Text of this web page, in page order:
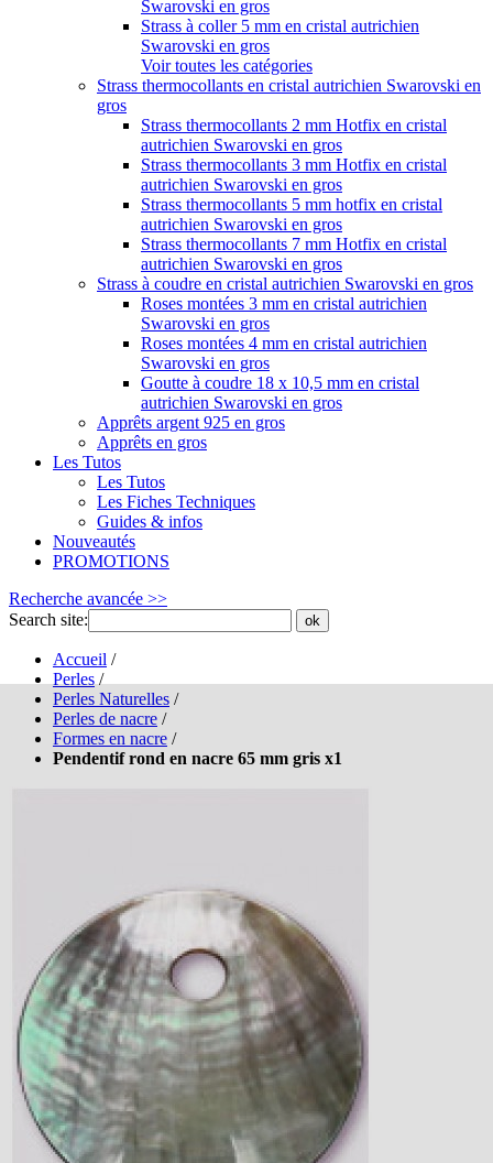
Swarovski en gros
Strass à coller 5 mm en cristal autrichien
Swarovski en gros
Voir toutes les catégories
Strass thermocollants en cristal autrichien Swarovski en
gros
Strass thermocollants 2 mm Hotfix en cristal
autrichien Swarovski en gros
Strass thermocollants 3 mm Hotfix en cristal
autrichien Swarovski en gros
Strass thermocollants 5 mm hotfix en cristal
autrichien Swarovski en gros
Strass thermocollants 7 mm Hotfix en cristal
autrichien Swarovski en gros
Strass à coudre en cristal autrichien Swarovski en gros
Roses montées 3 mm en cristal autrichien
Swarovski en gros
Roses montées 4 mm en cristal autrichien
Swarovski en gros
Goutte à coudre 18 x 10,5 mm en cristal
autrichien Swarovski en gros
Apprêts argent 925 en gros
Apprêts en gros
Les Tutos
Les Tutos
Les Fiches Techniques
Guides & infos
Nouveautés
PROMOTIONS
Recherche avancée >>
Search site:
ok
Accueil /
Perles /
Perles Naturelles /
Perles de nacre /
Formes en nacre /
Pendentif rond en nacre 65 mm gris x1